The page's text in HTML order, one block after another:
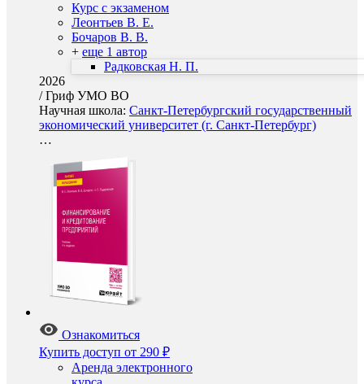
Курс с экзаменом
Леонтьев В. Е.
Бочаров В. В.
+ еще 1 автор
Радковская Н. П.
2026
/Гриф УМО ВО
Научная школа: Санкт-Петербургский государственный
экономический университет (г. Санкт-Петербург)
…
Ознакомиться
Купить доступ от 290 ₽
Аренда электронного